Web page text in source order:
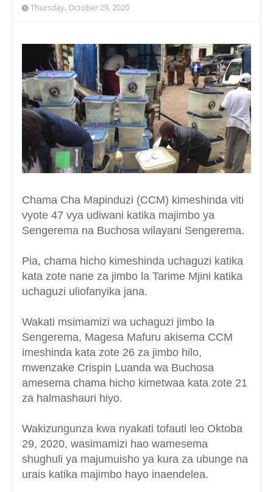
Thursday, October 29, 2020
Chama Cha Mapinduzi (CCM) kimeshinda viti
vyote 47 vya udiwani katika majimbo ya
Sengerema na Buchosa wilayani Sengerema.
Pia, chama hicho kimeshinda uchaguzi katika
kata zote nane za jimbo la Tarime Mjini katika
uchaguzi uliofanyika jana.
Wakati msimamizi wa uchaguzi jimbo la
Sengerema, Magesa Mafuru akisema CCM
imeshinda kata zote 26 za jimbo hilo,
mwenzake Crispin Luanda wa Buchosa
amesema chama hicho kimetwaa kata zote 21
za halmashauri hiyo.
Wakizungunza kwa nyakati tofauti leo Oktoba
29, 2020, wasimamizi hao wamesema
shughuli ya majumuisho ya kura za ubunge na
urais katika majimbo hayo inaendelea.